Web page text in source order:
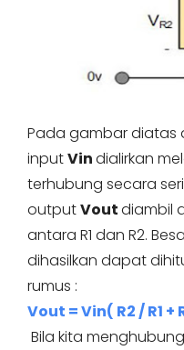
Pada gambar diatas
inputVindialirkan
terhubung secara
outputVoutdiambil
antara R1 dan R2.
dihasilkan dapat
rumus :
Vout = Vin( R2 / R1 +
Bila kita